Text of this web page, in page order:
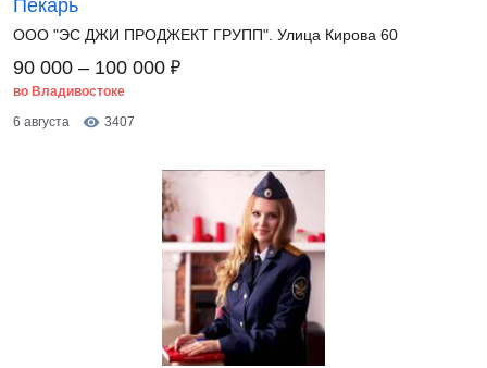
Пекарь
ООО "ЭС ДЖИ ПРОДЖЕКТ ГРУПП". Улица Кирова 60
90 000 – 100 000 ₽
во Владивостоке
6 августа
3407